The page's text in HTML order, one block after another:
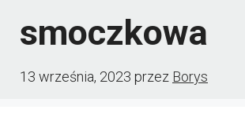
smoczkowa
13 września, 2023 przez Borys